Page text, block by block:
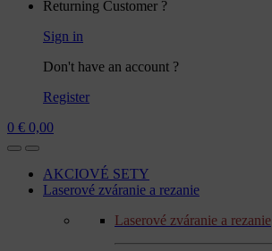
Returning Customer ?
Sign in
Don't have an account ?
Register
0 € 0,00
AKCIOVÉ SETY
Laserové zváranie a rezanie
Laserové zváranie a rezanie